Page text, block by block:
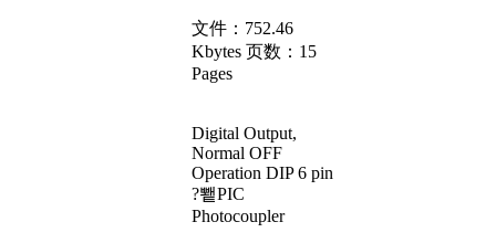
文件： 752.46
Kbytes 页数： 15
Pages
Digital Output,
Normal OFF
Operation DIP 6 pin
?뾑PIC
Photocoupler